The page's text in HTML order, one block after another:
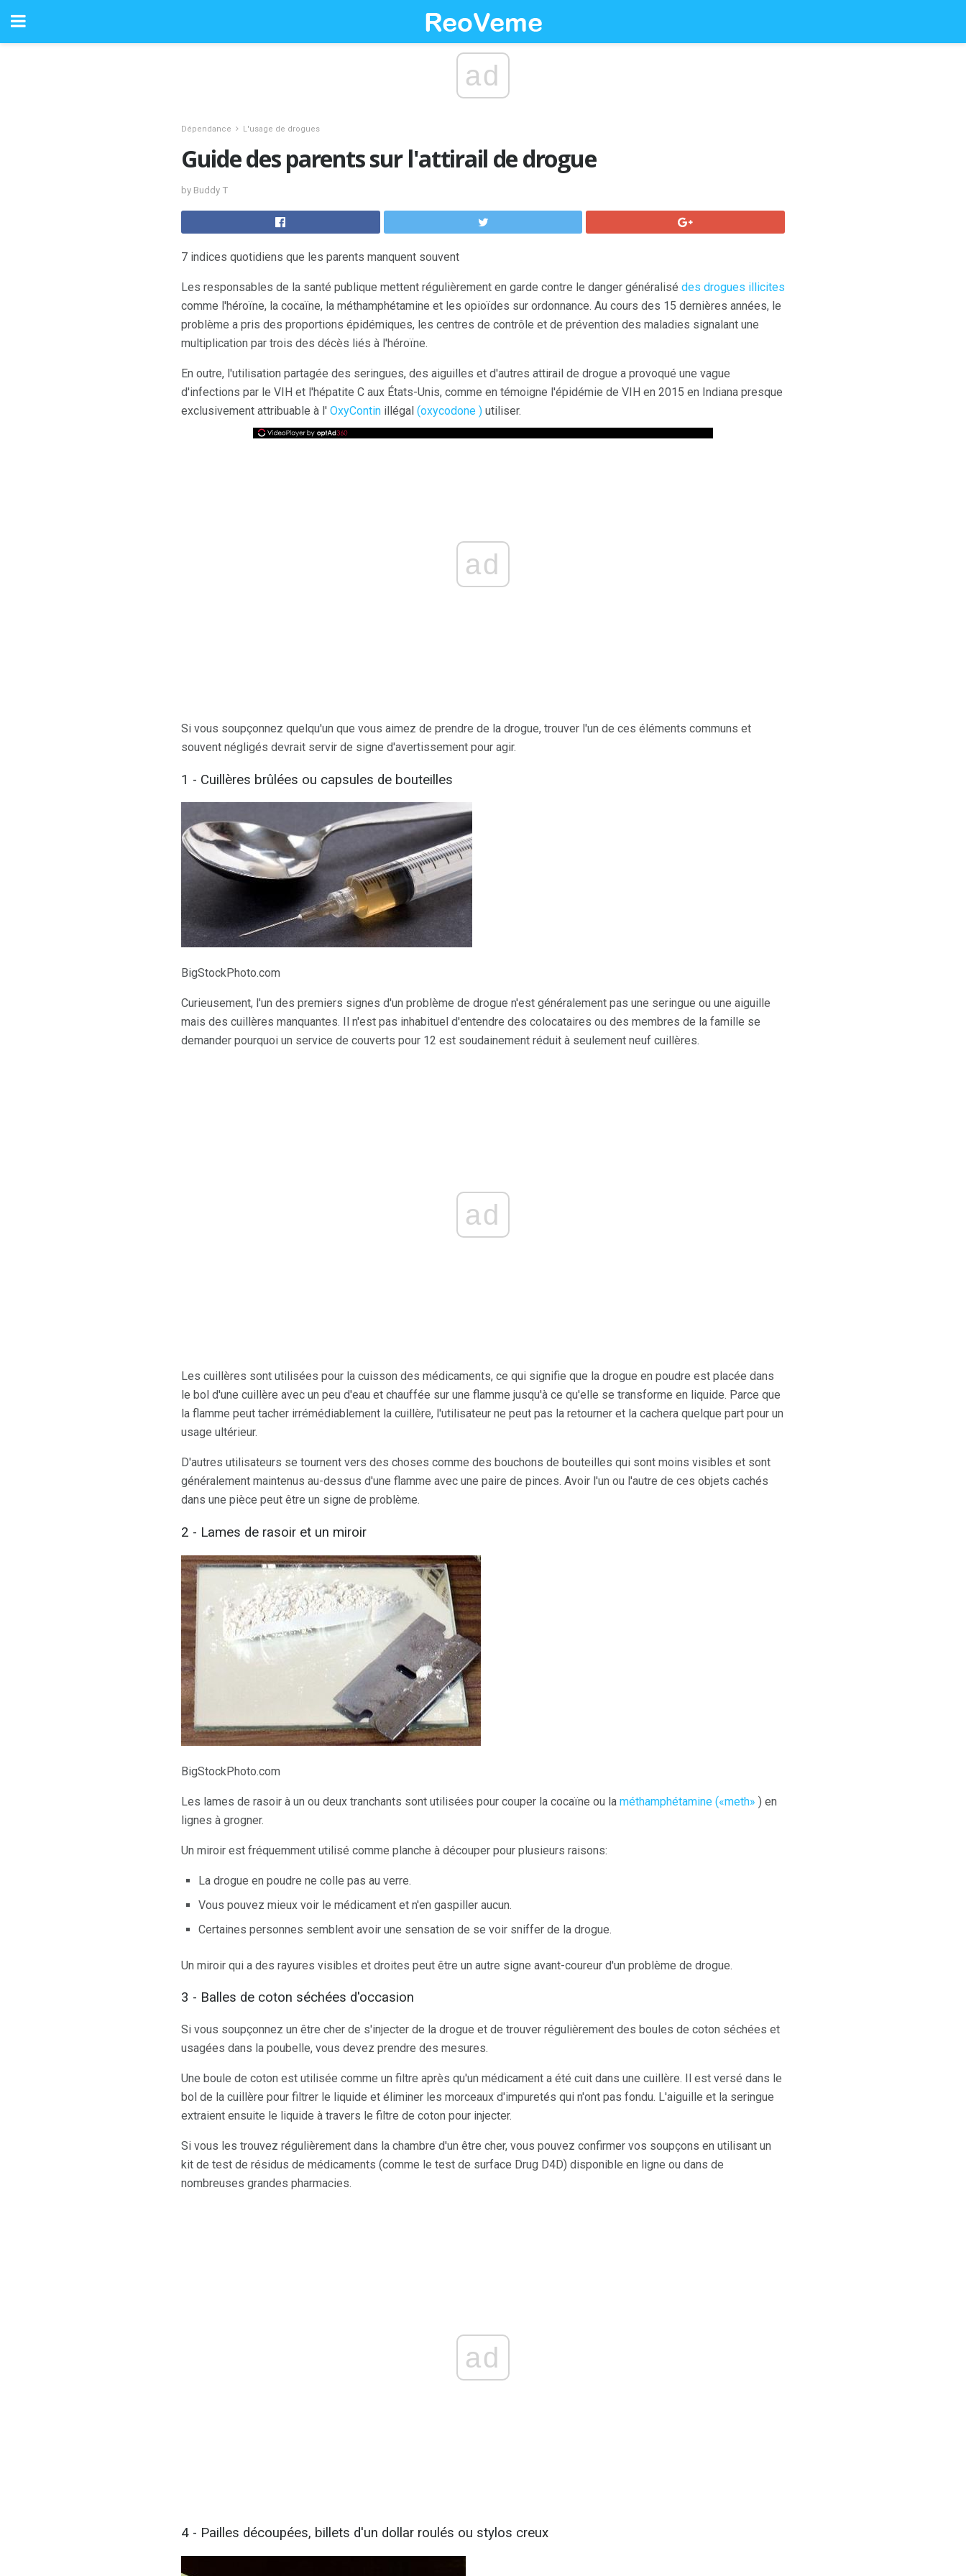
ad
Dépendance L'usage de drogues
Guide des parents sur l'attirail de drogue
by Buddy T
7 indices quotidiens que les parents manquent souvent
Les responsables de la santé publique mettent régulièrement en garde contre le danger généralisé des drogues illicites
comme l'héroïne, la cocaïne, la méthamphétamine et les opioïdes sur ordonnance. Au cours des 15 dernières années, le
problème a pris des proportions épidémiques, les centres de contrôle et de prévention des maladies signalant une
multiplication par trois des décès liés à l'héroïne.
En outre, l'utilisation partagée des seringues, des aiguilles et d'autres attirail de drogue a provoqué une vague
d'infections par le VIH et l'hépatite C aux États-Unis, comme en témoigne l'épidémie de VIH en 2015 en Indiana presque
exclusivement attribuable à l' OxyContin illégal (oxycodone ) utiliser.
ad
Si vous soupçonnez quelqu'un que vous aimez de prendre de la drogue, trouver l'un de ces éléments communs et
souvent négligés devrait servir de signe d'avertissement pour agir.
1 - Cuillères brûlées ou capsules de bouteilles
BigStockPhoto.com
Curieusement, l'un des premiers signes d'un problème de drogue n'est généralement pas une seringue ou une aiguille
mais des cuillères manquantes. Il n'est pas inhabituel d'entendre des colocataires ou des membres de la famille se
demander pourquoi un service de couverts pour 12 est soudainement réduit à seulement neuf cuillères.
ad
Les cuillères sont utilisées pour la cuisson des médicaments, ce qui signifie que la drogue en poudre est placée dans
le bol d'une cuillère avec un peu d'eau et chauffée sur une flamme jusqu'à ce qu'elle se transforme en liquide. Parce que
la flamme peut tacher irrémédiablement la cuillère, l'utilisateur ne peut pas la retourner et la cachera quelque part pour un
usage ultérieur.
D'autres utilisateurs se tournent vers des choses comme des bouchons de bouteilles qui sont moins visibles et sont
généralement maintenus au-dessus d'une flamme avec une paire de pinces. Avoir l'un ou l'autre de ces objets cachés
dans une pièce peut être un signe de problème.
2 - Lames de rasoir et un miroir
BigStockPhoto.com
Les lames de rasoir à un ou deux tranchants sont utilisées pour couper la cocaïne ou la méthamphétamine («meth» ) en
lignes à grogner.
Un miroir est fréquemment utilisé comme planche à découper pour plusieurs raisons:
La drogue en poudre ne colle pas au verre.
Vous pouvez mieux voir le médicament et n'en gaspiller aucun.
Certaines personnes semblent avoir une sensation de se voir sniffer de la drogue.
Un miroir qui a des rayures visibles et droites peut être un autre signe avant-coureur d'un problème de drogue.
3 - Balles de coton séchées d'occasion
Si vous soupçonnez un être cher de s'injecter de la drogue et de trouver régulièrement des boules de coton séchées et
usagées dans la poubelle, vous devez prendre des mesures.
Une boule de coton est utilisée comme un filtre après qu'un médicament a été cuit dans une cuillère. Il est versé dans le
bol de la cuillère pour filtrer le liquide et éliminer les morceaux d'impuretés qui n'ont pas fondu. L'aiguille et la seringue
extraient ensuite le liquide à travers le filtre de coton pour injecter.
Si vous les trouvez régulièrement dans la chambre d'un être cher, vous pouvez confirmer vos soupçons en utilisant un
kit de test de résidus de médicaments (comme le test de surface Drug D4D) disponible en ligne ou dans de
nombreuses grandes pharmacies.
ad
4 - Pailles découpées, billets d'un dollar roulés ou stylos creux